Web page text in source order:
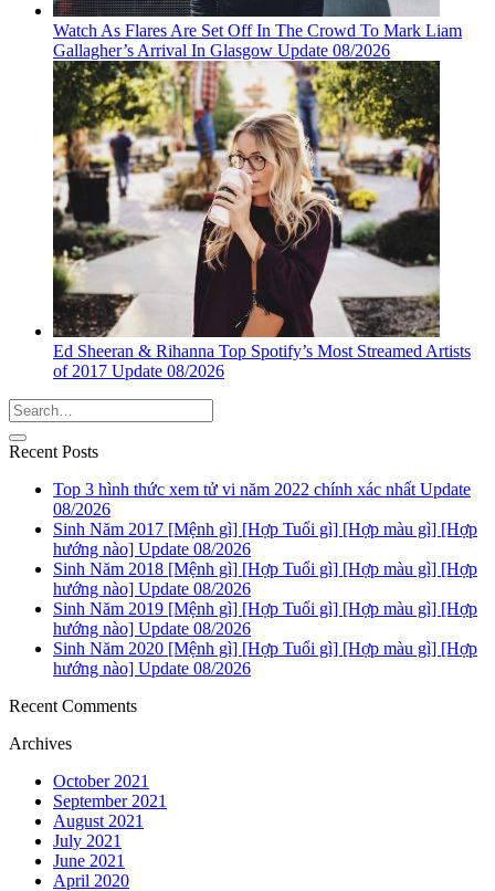
Watch As Flares Are Set Off In The Crowd To Mark Liam
Gallagher’s Arrival In Glasgow Update 08/2026
Ed Sheeran & Rihanna Top Spotify’s Most Streamed Artists
of 2017 Update 08/2026
Recent Posts
Top 3 hình thức xem tử vi năm 2022 chính xác nhất Update
08/2026
Sinh Năm 2017 [Mệnh gì] [Hợp Tuổi gì] [Hợp màu gì] [Hợp
hướng nào] Update 08/2026
Sinh Năm 2018 [Mệnh gì] [Hợp Tuổi gì] [Hợp màu gì] [Hợp
hướng nào] Update 08/2026
Sinh Năm 2019 [Mệnh gì] [Hợp Tuổi gì] [Hợp màu gì] [Hợp
hướng nào] Update 08/2026
Sinh Năm 2020 [Mệnh gì] [Hợp Tuổi gì] [Hợp màu gì] [Hợp
hướng nào] Update 08/2026
Recent Comments
Archives
October 2021
September 2021
August 2021
July 2021
June 2021
April 2020